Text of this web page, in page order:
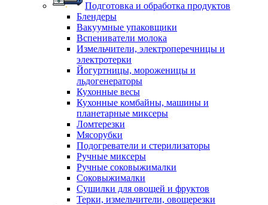
Подготовка и обработка продуктов
Блендеры
Вакуумные упаковщики
Вспениватели молока
Измельчители, электроперечницы и
электротерки
Йогуртницы, мороженицы и
льдогенераторы
Кухонные весы
Кухонные комбайны, машины и
планетарные миксеры
Ломтерезки
Мясорубки
Подогреватели и стерилизаторы
Ручные миксеры
Ручные соковыжималки
Соковыжималки
Сушилки для овощей и фруктов
Терки, измельчители, овощерезки